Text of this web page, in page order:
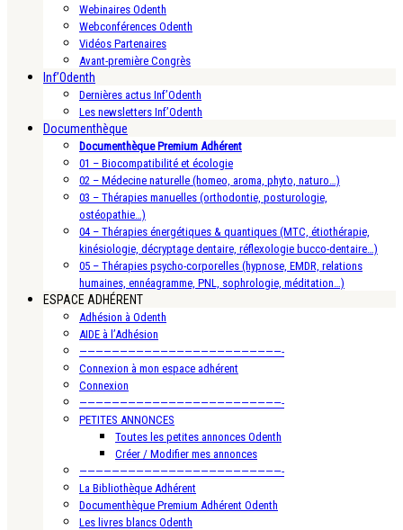
Webinaires Odenth
Webconférences Odenth
Vidéos Partenaires
Avant-première Congrès
Inf’Odenth
Dernières actus Inf’Odenth
Les newsletters Inf’Odenth
Documenthèque
Documenthèque Premium Adhérent
01 – Biocompatibilité et écologie
02 – Médecine naturelle (homeo, aroma, phyto, naturo…)
03 – Thérapies manuelles (orthodontie, posturologie,
ostéopathie…)
04 – Thérapies énergétiques & quantiques (MTC, étiothérapie,
kinésiologie, décryptage dentaire, réflexologie bucco-dentaire…)
05 – Thérapies psycho-corporelles (hypnose, EMDR, relations
humaines, ennéagramme, PNL, sophrologie, méditation…)
ESPACE ADHÉRENT
Adhésion à Odenth
AIDE à l’Adhésion
—————————————————————————-
Connexion à mon espace adhérent
Connexion
—————————————————————————-
PETITES ANNONCES
Toutes les petites annonces Odenth
Créer / Modifier mes annonces
—————————————————————————-
La Bibliothèque Adhérent
Documenthèque Premium Adhérent Odenth
Les livres blancs Odenth